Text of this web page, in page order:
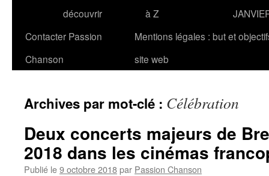
découvrir
à Z
Contacter Passion
Chanson
Mentions légales : but et
site web
Archives par mot-clé : Célébration
Deux concerts majeurs de
2018 dans les cinémas
Publié le9 octobre 2018par Passion Chanson